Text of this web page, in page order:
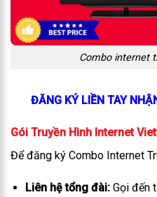
Combo internet
ĐĂNG KÝ LIỀN TAY
Gói Truyền Hình Internet
Để đăng ký Combo Internet
Liên hệ tổng đài:Gọi đến